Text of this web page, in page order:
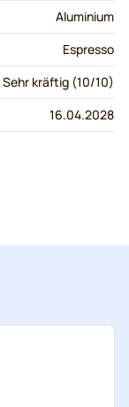
Aluminium
Espresso
Sehr kräftig (10/10)
16.04.2028